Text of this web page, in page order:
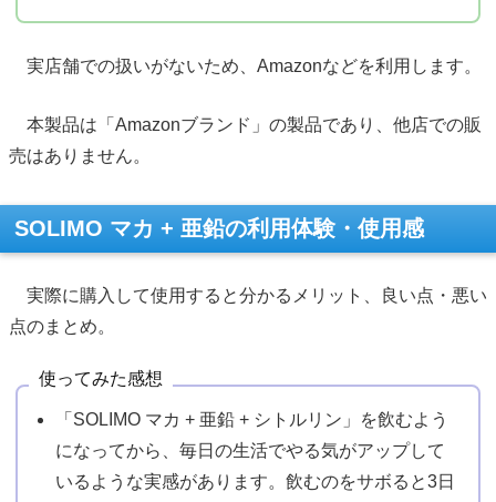
実店舗での扱いがないため、Amazonなどを利用します。
本製品は「Amazonブランド」の製品であり、他店での販
売はありません。
SOLIMO マカ + 亜鉛の利用体験・使用感
実際に購入して使用すると分かるメリット、良い点・悪い
点のまとめ。
使ってみた感想
「SOLIMO マカ + 亜鉛 + シトルリン」を飲むよう
になってから、毎日の生活でやる気がアップして
いるような実感があります。飲むのをサボると3日